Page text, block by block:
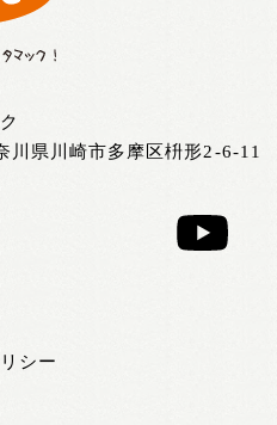
川県川崎市多摩区枡形2-6-11
シー